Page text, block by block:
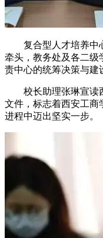
复合型人才培养中心
牵头，教务处及各二级
责中心的统筹决策与建
校长助理张琳宣读西
文件，标志着西安工商
进程中迈出坚实一步。